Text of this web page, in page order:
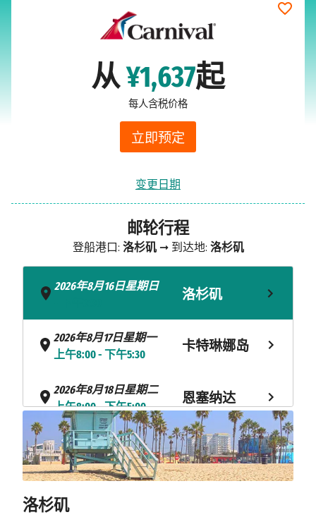
从¥1,637起
每人含税价格
立即预定
变更日期
邮轮行程
登船港口: 洛杉矶➞ 到达地: 洛杉矶
2026年8月16日星期日
洛杉矶
2026年8月17日星期一
上午8:00 - 下午5:30
卡特琳娜岛
2026年8月18日星期二
上午8:00 - 下午5:00
恩塞纳达
2026年8月19日星期三 海上巡航
2026年8月20日星期四
上午8:00
洛杉矶
洛杉矶